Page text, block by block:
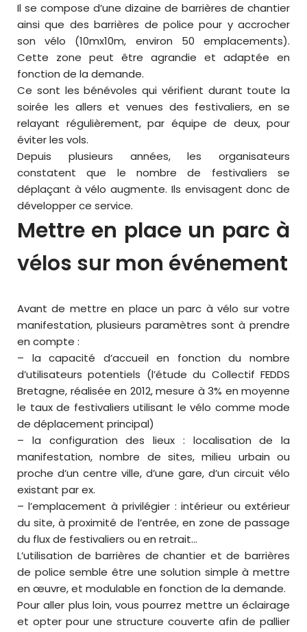
Il se compose d’une dizaine de barrières de chantier
ainsi que des barrières de police pour y accrocher
son vélo (10mx10m, environ 50 emplacements).
Cette zone peut être agrandie et adaptée en
fonction de la demande.
Ce sont les bénévoles qui vérifient durant toute la
soirée les allers et venues des festivaliers, en se
relayant régulièrement, par équipe de deux, pour
éviter les vols.
Depuis plusieurs années, les organisateurs
constatent que le nombre de festivaliers se
déplaçant à vélo augmente. Ils envisagent donc de
développer ce service.
Mettre en place un parc à
vélos sur mon événement
Avant de mettre en place un parc à vélo sur votre
manifestation, plusieurs paramètres sont à prendre
en compte :
– la capacité d’accueil en fonction du nombre
d’utilisateurs potentiels (l’étude du Collectif FEDDS
Bretagne, réalisée en 2012, mesure à 3% en moyenne
le taux de festivaliers utilisant le vélo comme mode
de déplacement principal)
– la configuration des lieux : localisation de la
manifestation, nombre de sites, milieu urbain ou
proche d’un centre ville, d’une gare, d’un circuit vélo
existant par ex.
– l’emplacement à privilégier : intérieur ou extérieur
du site, à proximité de l’entrée, en zone de passage
du flux de festivaliers ou en retrait…
L’utilisation de barrières de chantier et de barrières
de police semble être une solution simple à mettre
en œuvre, et modulable en fonction de la demande.
Pour aller plus loin, vous pourrez mettre un éclairage
et opter pour une structure couverte afin de pallier